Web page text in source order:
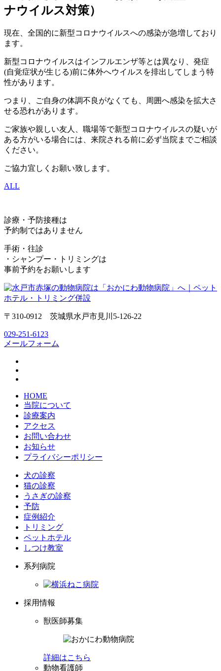
ナウイルス対策）
現在、全国的に新型コロナウイルスへの感染が急増しており
ます。
新型コロナウイルスはインフルエンザ等とは異なり、発症
(自覚症状が生じる)前に体外へウイルスを排出してしまう特
性があります。
つまり、ご自身の体調不良がなくても、周囲へ感染を拡大さ
せる恐れがあります。
ご家族や親しい友人、職場等で新型コロナウイルスの疑いが
ある方がいる場合には、来院される前に必ず当院までご相談
ください。
ご協力宜しくお願い致します。
ALL
診療・予防接種は
予約制ではありません
手術・往診
・シャンプー・トリミングは
事前予約をお願いします
〒310-0912 茨城県水戸市見川5-126-22
029-251-6123
メールフォーム
HOME
当院について
診療案内
アクセス
お問い合わせ
お知らせ
プライバシーポリシー
犬の診察
猫の診察
うさぎの診察
予防
症例紹介
トリミング
ペットホテル
しつけ教室
系列病院
採用情報
獣医師募集
詳細はこちら
動物看護師